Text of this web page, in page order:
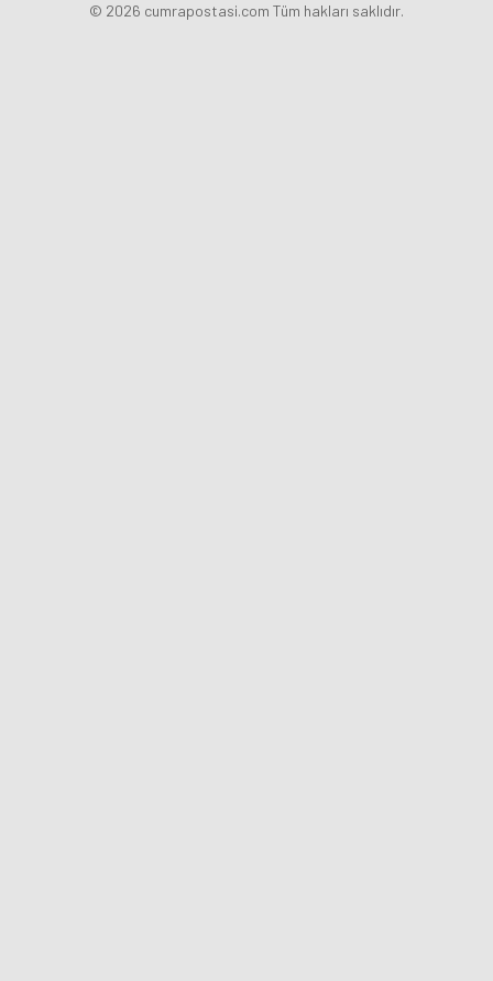
© 2026 cumrapostasi.com Tüm hakları saklıdır.